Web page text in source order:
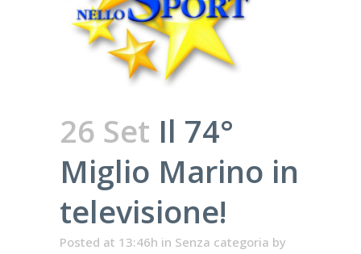
26 Set Il 74°
Miglio Marino in
televisione!
Posted at 13:46h in Senza categoria by